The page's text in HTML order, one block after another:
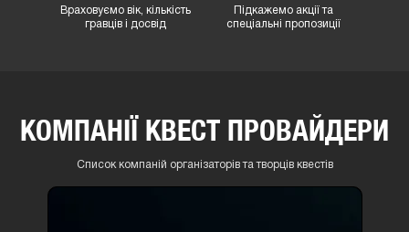
Враховуємо вік, кількість
гравців і досвід
Підкажемо акції та
спеціальні пропозиції
КОМПАНІЇ КВЕСТ ПРОВАЙДЕРИ
Список компаній організаторів та творців квестів